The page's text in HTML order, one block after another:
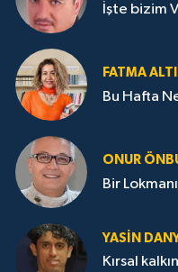
İşte bizim
FATMA
Bu Hafta
ONUR
Bir
YASIN
Kırsal